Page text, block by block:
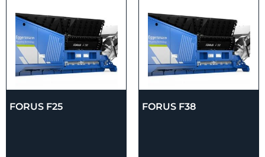
FORUS F25 FORUS F38